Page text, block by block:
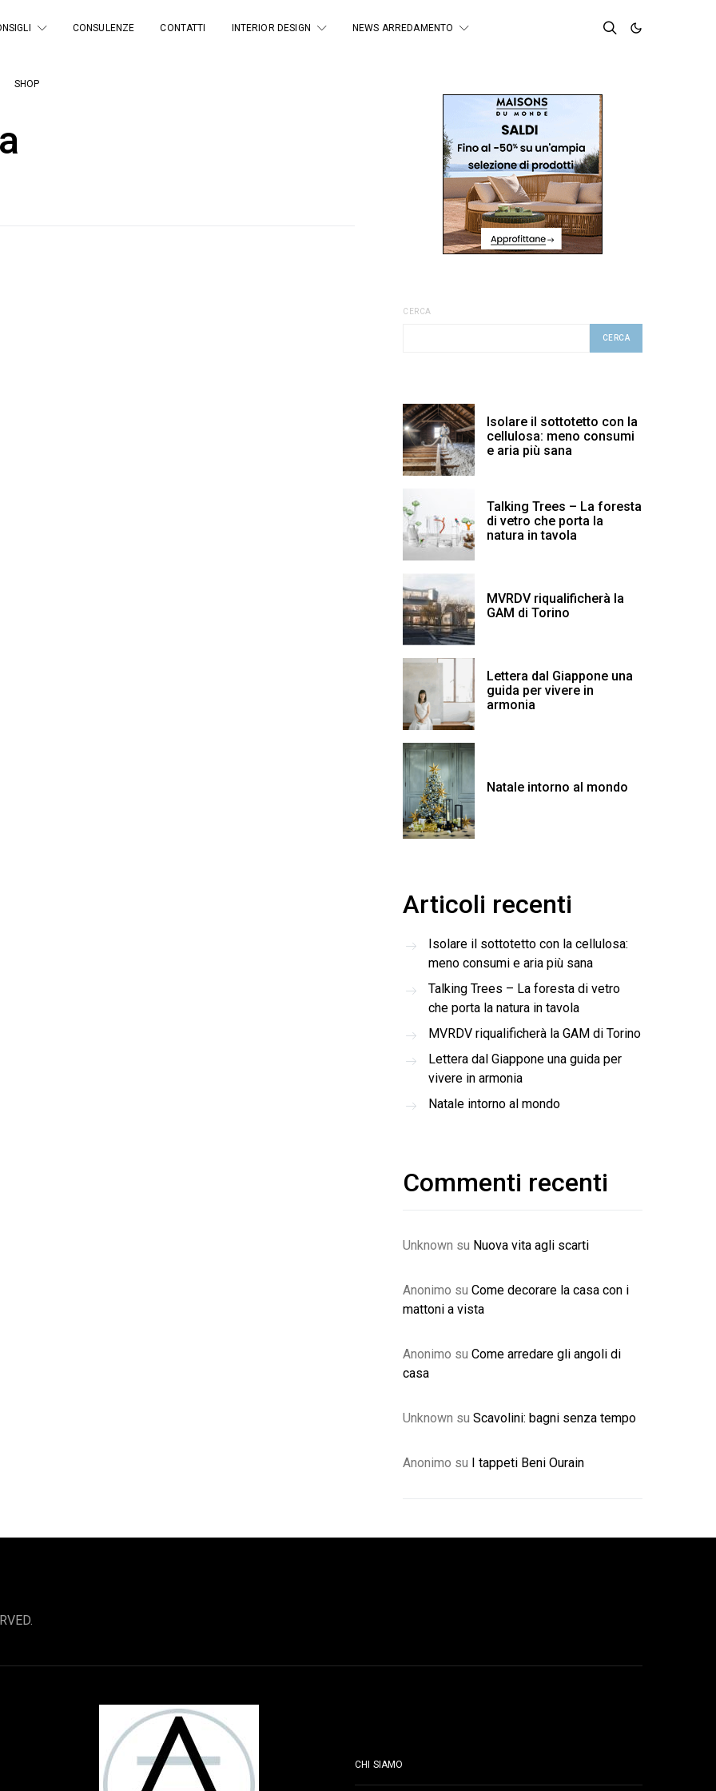
CONSULENZE CONTATTI INTERIOR DESIGN NEWS ARREDAMENTO
SHOP
CERCA
CERCA
Isolare il sottotetto con la
cellulosa: meno consumi
e aria più sana
Talking Trees – La foresta
di vetro che porta la
natura in tavola
MVRDV riqualificherà la
GAM di Torino
Lettera dal Giappone una
guida per vivere in
armonia
Natale intorno al mondo
Articoli recenti
Isolare il sottotetto con la cellulosa:
meno consumi e aria più sana
Talking Trees – La foresta di vetro
che porta la natura in tavola
MVRDV riqualificherà la GAM di Torino
Lettera dal Giappone una guida per
vivere in armonia
Natale intorno al mondo
Commenti recenti
Unknown su Nuova vita agli scarti
Anonimo su Come decorare la casa con i
mattoni a vista
Anonimo su Come arredare gli angoli di
casa
Unknown su Scavolini: bagni senza tempo
Anonimo su I tappeti Beni Ourain
CHI SIAMO